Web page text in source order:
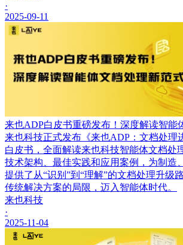
·
2025-09-11
来也ADP白皮书重磅发布！深度解读智能
来也科技正式发布《来也ADP：文档处理
白皮书，全面解读来也科技智能体文档处
技术架构、最佳实践和应用案例，为制造
提供了从“识别”到“理解”的文档处理升级
传统解决方案的局限，迈入智能体时代。
来也科技
·
2025-11-04